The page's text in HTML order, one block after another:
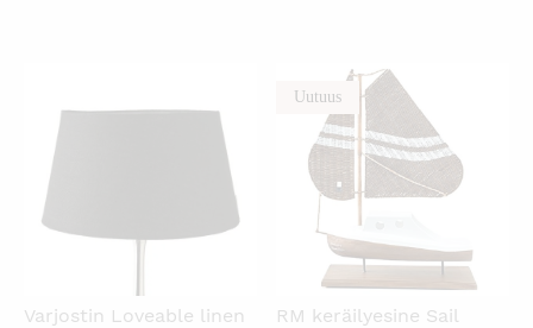
Varjostin Loveable linen
UutuusKATSO PIKANÄKYMÄ
RM keräilyesine Sail